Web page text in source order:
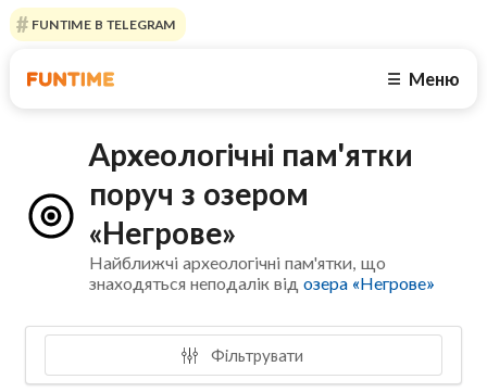
FUNTIME В TELEGRAM
☰ Меню
Археологічні пам'ятки
поруч з озером
«Негрове»
Найближчі археологічні пам'ятки, що
знаходяться неподалік відозера «Негрове»
Фільтрувати